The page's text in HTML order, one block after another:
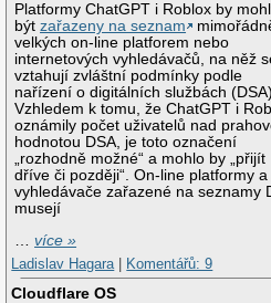
Platformy ChatGPT i Roblox by
býtzařazeny na seznam
velkých on-line platforem nebo
internetových vyhledávačů, na něž
vztahují zvláštní podmínky podle
nařízení o digitálních službách
Vzhledem k tomu, že ChatGPT i
oznámily počet uživatelů nad
hodnotou DSA, je toto označení
„rozhodně možné“ a mohlo by „přijít
dříve či později“. On-line platformy a
vyhledávače zařazené na seznamy
musejí
…více »
Ladislav Hagara| Komentářů: 9
Cloudflare OS